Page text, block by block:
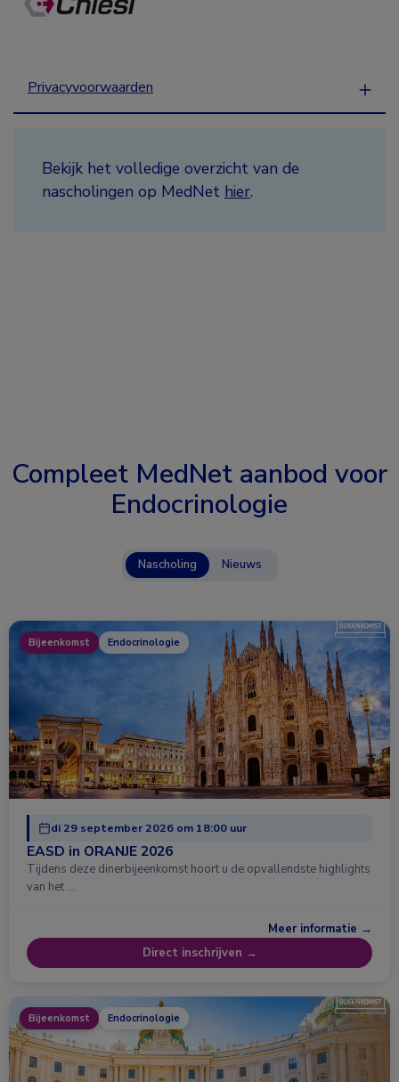
Privacyvoorwaarden
Bekijk het volledige overzicht van de
nascholingen op MedNet hier.
Compleet MedNet aanbod voor
Endocrinologie
Nascholing Nieuws
Bijeenkomst Endocrinologie
di 29 september 2026 om 18:00 uur
EASD in ORANJE 2026
Tijdens deze dinerbijeenkomst hoort u de opvallendste highlights
van het …
Meer informatie →
Direct inschrijven →
Bijeenkomst Endocrinologie